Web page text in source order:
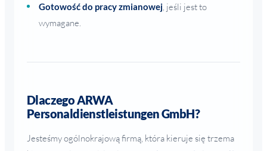
Gotowość do pracy zmianowej, jeśli jest to
wymagane.
Dlaczego ARWA
Personaldienstleistungen GmbH?
Jesteśmy ogólnokrajową firmą, która kieruje się trzema